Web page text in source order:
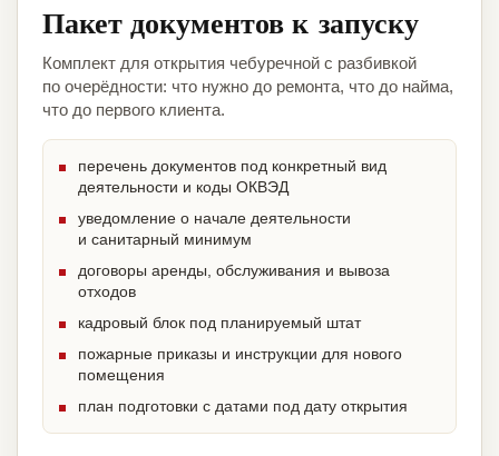
Пакет документов к запуску
Комплект для открытия чебуречной с разбивкой
по очерёдности: что нужно до ремонта, что до найма,
что до первого клиента.
перечень документов под конкретный вид
деятельности и коды ОКВЭД
уведомление о начале деятельности
и санитарный минимум
договоры аренды, обслуживания и вывоза
отходов
кадровый блок под планируемый штат
пожарные приказы и инструкции для нового
помещения
план подготовки с датами под дату открытия